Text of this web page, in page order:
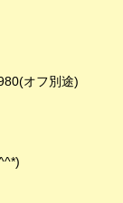
オフ別途)